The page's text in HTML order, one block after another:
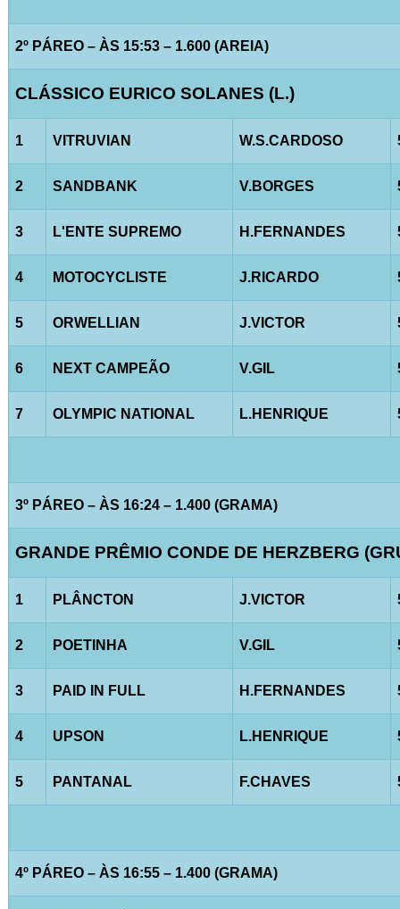
2º PÁREO – ÀS 15:53 – 1.600 (AREIA)
CLÁSSICO EURICO SOLANES (L.)
1 VITRUVIAN W.S.CARDOSO
2 SANDBANK V.BORGES
3 L'ENTE SUPREMO H.FERNANDES
4 MOTOCYCLISTE J.RICARDO
5 ORWELLIAN J.VICTOR
6 NEXT CAMPEÃO V.GIL
7 OLYMPIC NATIONAL L.HENRIQUE
3º PÁREO – ÀS 16:24 – 1.400 (GRAMA)
GRANDE PRÊMIO CONDE DE HERZBERG
1 PLÂNCTON J.VICTOR
2 POETINHA V.GIL
3 PAID IN FULL H.FERNANDES
4 UPSON L.HENRIQUE
5 PANTANAL F.CHAVES
4º PÁREO – ÀS 16:55 – 1.400 (GRAMA)